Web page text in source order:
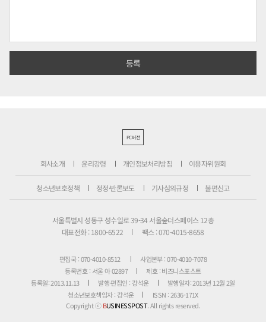
PC버전
회사소개 윤리강령 개인정보처리방침 이용자위원회
청소년보호정책 정정·반론보도 기사심의규정 불편신고
서울특별시 성동구 성수일로 39-34 서울숲더스페이스 12층
대표전화 : 1800-6522
팩스 : 070-4015-8658
편집국 : 070-4010-8512
사업본부 : 070-4010-7078
등록번호 : 서울 아 02897
제호 : 비즈니스포스트
등록일: 2013.11.13
발행·편집인 : 강석운
발행일자: 2013년 12월 2일
청소년보호책임자 : 강석운
ISSN : 2636-171X
Copyright ⓒBUSINESSPOST. All rights reserved.